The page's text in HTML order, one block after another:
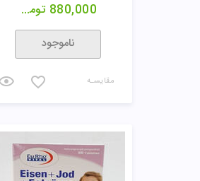
880,000 تومان
ناموجود
مقایسـه